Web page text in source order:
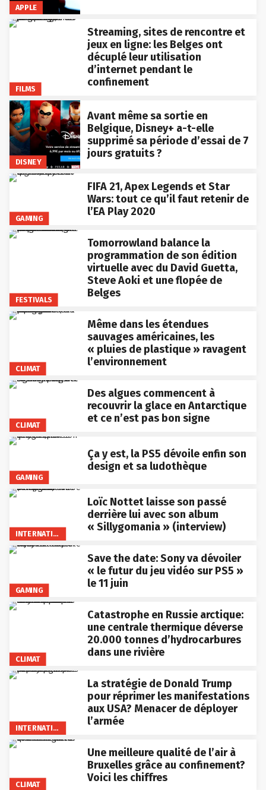
APPLE
FILMS
Streaming, sites de rencontre et
jeux en ligne: les Belges ont
décuplé leur utilisation
d’internet pendant le
confinement
DISNEY
Avant même sa sortie en
Belgique, Disney+ a-t-elle
supprimé sa période d’essai de 7
jours gratuits ?
GAMING
FIFA 21, Apex Legends et Star
Wars: tout ce qu’il faut retenir de
l’EA Play 2020
FESTIVALS
Tomorrowland balance la
programmation de son édition
virtuelle avec du David Guetta,
Steve Aoki et une flopée de
Belges
CLIMAT
Même dans les étendues
sauvages américaines, les
« pluies de plastique » ravagent
l’environnement
CLIMAT
Des algues commencent à
recouvrir la glace en Antarctique
et ce n’est pas bon signe
GAMING
Ça y est, la PS5 dévoile enfin son
design et sa ludothèque
INTERNATIONAL
Loïc Nottet laisse son passé
derrière lui avec son album
« Sillygomania » (interview)
GAMING
Save the date: Sony va dévoiler
« le futur du jeu vidéo sur PS5 »
le 11 juin
CLIMAT
Catastrophe en Russie arctique:
une centrale thermique déverse
20.000 tonnes d’hydrocarbures
dans une rivière
INTERNATIONAL
La stratégie de Donald Trump
pour réprimer les manifestations
aux USA? Menacer de déployer
l’armée
CLIMAT
Une meilleure qualité de l’air à
Bruxelles grâce au confinement?
Voici les chiffres